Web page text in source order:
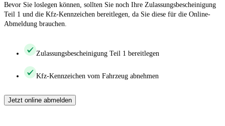
Bevor Sie loslegen können, sollten Sie noch Ihre Zulassungsbescheinigung
Teil 1 und die Kfz-Kennzeichen bereitlegen, da Sie diese für die Online-
Abmeldung brauchen.
Zulassungsbescheinigung Teil 1 bereitlegen
Kfz-Kennzeichen vom Fahrzeug abnehmen
Jetzt online abmelden